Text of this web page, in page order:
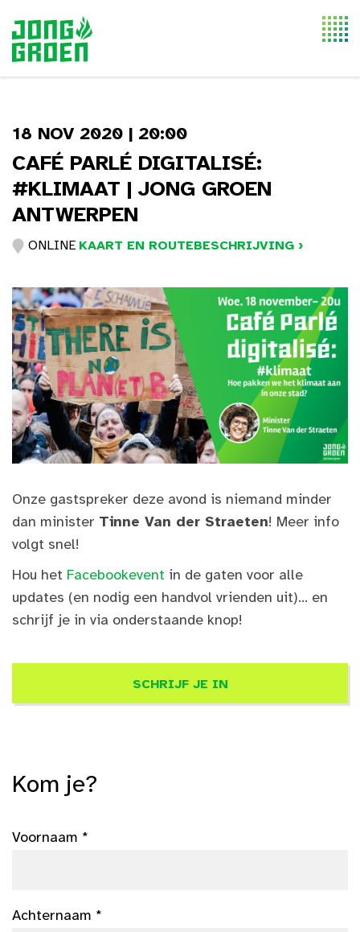
18 NOV 2020 | 20:00
CAFÉ PARLÉ DIGITALISÉ:
#KLIMAAT | JONG GROEN
ANTWERPEN
ONLINE KAART EN ROUTEBESCHRIJVING ›
Onze gastspreker deze avond is niemand minder
dan minister Tinne Van der Straeten! Meer info
volgt snel!
Hou het Facebookevent in de gaten voor alle
updates (en nodig een handvol vrienden uit)... en
schrijf je in via onderstaande knop!
SCHRIJF JE IN
Kom je?
Voornaam *
Achternaam *